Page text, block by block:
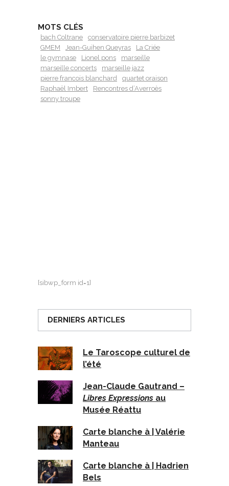
MOTS CLÉS
bach Coltrane
conservatoire pierre barbizet
GMEM
Jean-Guihen Queyras
La Criée
le gymnase
Lionel pons
marseille
marseille concerts
marseille jazz
pierre francois blanchard
quartet oraison
Raphaël Imbert
Rencontres d’Averroès
sonny troupe
[sibwp_form id=1]
DERNIERS ARTICLES
Le Taroscope culturel de
l’été
Jean-Claude Gautrand –
Libres Expressions au
Musée Réattu
Carte blanche à | Valérie
Manteau
Carte blanche à | Hadrien
Bels